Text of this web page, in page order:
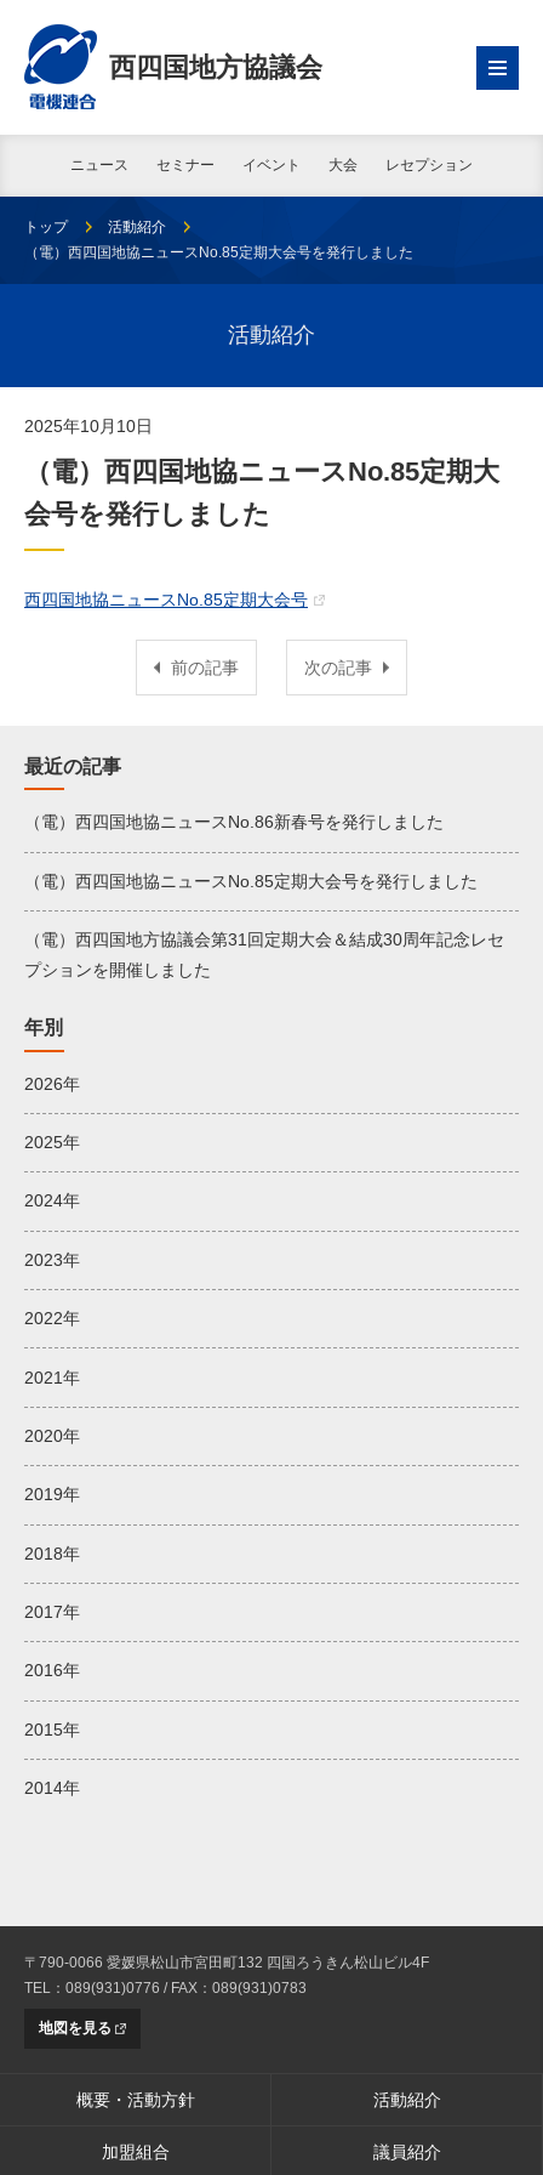
西四国地方協議会
ニュース セミナー イベント 大会 レセプション
トップ
活動紹介
（電）西四国地協ニュースNo.85定期大会号を発行しました
活動紹介
2025年10月10日
（電）西四国地協ニュースNo.85定期大
会号を発行しました
西四国地協ニュースNo.85定期大会号
前の記事 次の記事
最近の記事
（電）西四国地協ニュースNo.86新春号を発行しました
（電）西四国地協ニュースNo.85定期大会号を発行しました
（電）西四国地方協議会第31回定期大会＆結成30周年記念レセ
プションを開催しました
年別
2026年
2025年
2024年
2023年
2022年
2021年
2020年
2019年
2018年
2017年
2016年
2015年
2014年
〒790-0066 愛媛県松山市宮田町132 四国ろうきん松山ビル4F
TEL：089(931)0776 / FAX：089(931)0783
地図を見る
概要・活動方針 活動紹介
加盟組合 議員紹介